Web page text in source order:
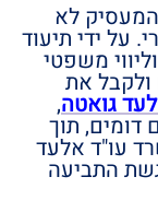
לא
על ידי תיעוד
משפטי
ולקבל את
גואטה,
דומים, תוך
עו"ד אלעד
התביעה